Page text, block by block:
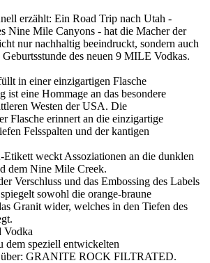
erzählt: Ein Road Trip nach Utah -
Nine Mile Canyons - hat die Macher der
nur nachhaltig beeindruckt, sondern auch
des neuen 9 MILE Vodkas.
in einer einzigartigen Flasche
ist eine Hommage an das besondere
Westen der USA. Die
Flasche erinnert an die einzigartige
Felsspalten und der kantigen
weckt Assoziationen an die dunklen
dem Nine Mile Creek.
Verschluss und das Embossing des Labels
sowohl die orange-braune
Granit wider, welches in den Tiefen des
Vodka
dem speziell entwickelten
über: GRANITE ROCK FILTRATED.